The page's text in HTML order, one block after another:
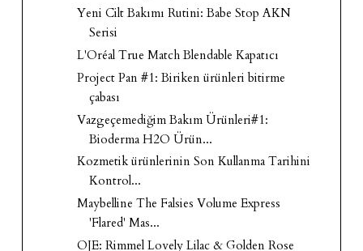
Yeni Cilt Bakımı Rutini: Babe Stop AKN
Serisi
L'Oréal True Match Blendable Kapatıcı
Project Pan #1: Biriken ürünleri bitirme
çabası
Vazgeçemediğim Bakım Ürünleri#1:
Bioderma H2O Ürün...
Kozmetik ürünlerinin Son Kullanma Tarihini
Kontrol...
Maybelline The Falsies Volume Express
'Flared' Mas...
OJE: Rimmel Lovely Lilac & Golden Rose